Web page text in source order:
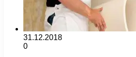
31.12.2018
0